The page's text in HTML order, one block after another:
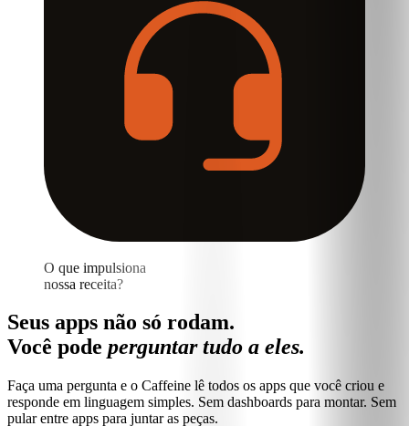
O que impulsiona
nossa receita?
Seus apps não só rodam.
Você pode perguntar tudo a eles.
Faça uma pergunta e o Caffeine lê todos os apps que você criou e
responde em linguagem simples. Sem dashboards para montar. Sem
pular entre apps para juntar as peças.